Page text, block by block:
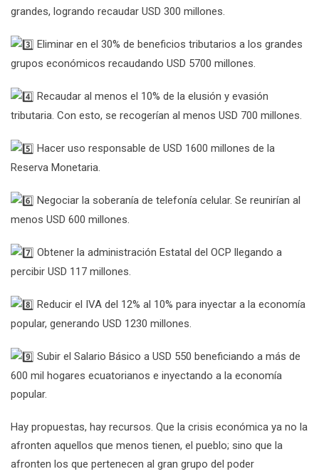
grandes, logrando recaudar USD 300 millones.
Eliminar en el 30% de beneficios tributarios a los grandes
grupos económicos recaudando USD 5700 millones.
Recaudar al menos el 10% de la elusión y evasión
tributaria. Con esto, se recogerían al menos USD 700 millones.
Hacer uso responsable de USD 1600 millones de la
Reserva Monetaria.
Negociar la soberanía de telefonía celular. Se reunirían al
menos USD 600 millones.
Obtener la administración Estatal del OCP llegando a
percibir USD 117 millones.
Reducir el IVA del 12% al 10% para inyectar a la economía
popular, generando USD 1230 millones.
Subir el Salario Básico a USD 550 beneficiando a más de
600 mil hogares ecuatorianos e inyectando a la economía
popular.
Hay propuestas, hay recursos. Que la crisis económica ya no la
afronten aquellos que menos tienen, el pueblo; sino que la
afronten los que pertenecen al gran grupo del poder